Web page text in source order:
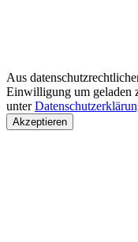
Aus
Einwilligung um geladen
unter
Akzeptieren